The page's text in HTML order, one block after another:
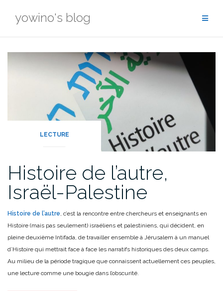
yowino's blog
LECTURE
Histoire de l’autre,
Israël-Palestine
Histoire de l’autre, c’est la rencontre entre chercheurs et enseignants en
Histoire (mais pas seulement) israéliens et palestiniens, qui décident, en
pleine deuxième Intifada, de travailler ensemble à Jérusalem à un manuel
d’Histoire qui mettrait face à face les narratifs historiques des deux camps.
Au milieu de la période tragique que connaissent actuellement ces peuples,
une lecture comme une bougie dans l’obscurité.